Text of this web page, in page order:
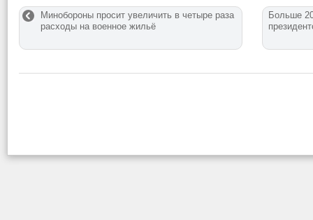
Минобороны просит увеличить в четыре раза
расходы на военное жильё
Больше